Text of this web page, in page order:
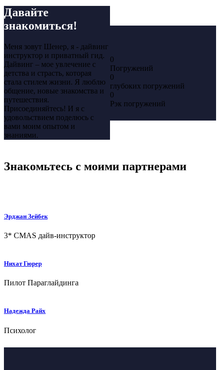
Давайте
знакомиться!
Меня зовут Шенер, я - дайвинг
инструктор и приватный гид.
Дайвинг – мое увлечение с
детства и страсть, которая
стала стилем жизни. Я люблю
общение, новые знакомства и
путешествия.
Присоединяйтесь! И я с
удовольствием поделюсь с
вами моим опытом и
знаниями.
0
Погружений
0
глубоких погружений
0
Рэк погружений
Знакомьтесь с моими партнерами
Эрджан Зейбек
3* CMAS дайв-инструктор
Нихат Гюрер
Пилот Параглайдинга
Надежда Райх
Психолог